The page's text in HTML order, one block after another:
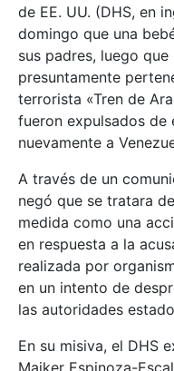
de EE. UU. (DHS, en
domingo que una
sus padres, luego
presuntamente
terrorista «Tren de
fueron expulsados de
nuevamente a
A través de un
negó que se tratara
medida como una
en respuesta a la
realizada por
en un intento de
las autoridades
En su misiva, el DHS
Maiker Espinoza-